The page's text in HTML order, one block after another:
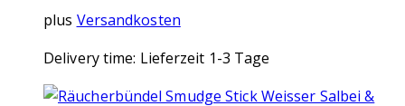
plus Versandkosten
Delivery time: Lieferzeit 1-3 Tage